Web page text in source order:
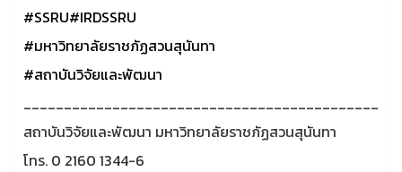
#SSRU#IRDSSRU
#มหาวิทยาลัยราชภัฏสวนสุนันทา
#สถาบันวิจัยและพัฒนา
____________________________________________
สถาบันวิจัยและพัฒนา มหาวิทยาลัยราชภัฏสวนสุนันทา
โทร. 0 2160 1344-6